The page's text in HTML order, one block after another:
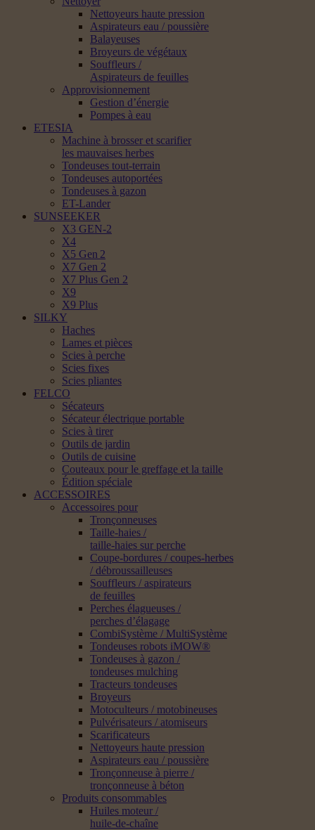
Nettoyeurs haute pression
Aspirateurs eau / poussière
Balayeuses
Broyeurs de végétaux
Souffleurs /
Aspirateurs de feuilles
Approvisionnement
Gestion d’énergie
Pompes à eau
ETESIA
Machine à brosser et scarifier
les mauvaises herbes
Tondeuses tout-terrain
Tondeuses autoportées
Tondeuses à gazon
ET-Lander
SUNSEEKER
X3 GEN-2
X4
X5 Gen 2
X7 Gen 2
X7 Plus Gen 2
X9
X9 Plus
SILKY
Haches
Lames et pièces
Scies à perche
Scies fixes
Scies pliantes
FELCO
Sécateurs
Sécateur électrique portable
Scies à tirer
Outils de jardin
Outils de cuisine
Couteaux pour le greffage et la taille
Édition spéciale
ACCESSOIRES
Accessoires pour
Tronçonneuses
Taille-haies /
taille-haies sur perche
Coupe-bordures / coupes-herbes
/ débroussailleuses
Souffleurs / aspirateurs
de feuilles
Perches élagueuses /
perches d’élagage
CombiSystème / MultiSystème
Tondeuses robots iMOW®
Tondeuses à gazon /
tondeuses mulching
Tracteurs tondeuses
Broyeurs
Motoculteurs / motobineuses
Pulvérisateurs / atomiseurs
Scarificateurs
Nettoyeurs haute pression
Aspirateurs eau / poussière
Tronçonneuse à pierre /
tronçonneuse à béton
Produits consommables
Huiles moteur /
huile-de-chaîne